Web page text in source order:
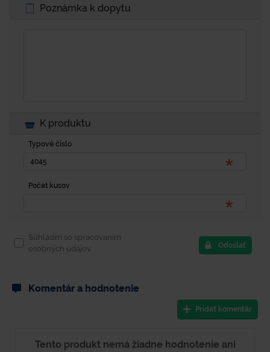
Poznámka k dopytu
K produktu
Typové číslo
Počet kusov
Súhlasím so spracovaním
osobných údajov.
Odoslať
Komentár a hodnotenie
Pridať komentár
Tento produkt nemá žiadne hodnotenie ani